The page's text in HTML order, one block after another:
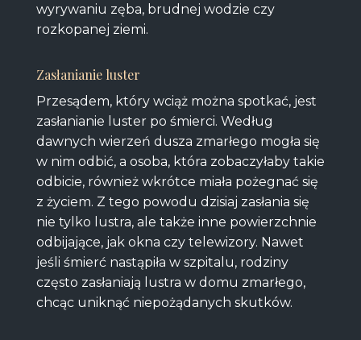
wyrywaniu zęba, brudnej wodzie czy
rozkopanej ziemi.
Zasłanianie luster
Przesądem, który wciąż można spotkać, jest
zasłanianie luster po śmierci. Według
dawnych wierzeń dusza zmarłego mogła się
w nim odbić, a osoba, która zobaczyłaby takie
odbicie, również wkrótce miała pożegnać się
z życiem. Z tego powodu dzisiaj zasłania się
nie tylko lustra, ale także inne powierzchnie
odbijające, jak okna czy telewizory. Nawet
jeśli śmierć nastąpiła w szpitalu, rodziny
często zasłaniają lustra w domu zmarłego,
chcąc uniknąć niepożądanych skutków.